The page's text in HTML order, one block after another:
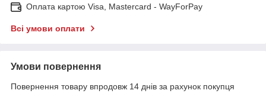
Оплата картою Visa, Mastercard - WayForPay
Всі умови оплати
Умови повернення
Повернення товару впродовж 14 днів за рахунок покупця